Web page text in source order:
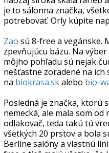
je to sálonna značka,
potrebovať. Orly kúpite
Zao sú 8-free a vegánske.
zpevňujúcu bázu. Na
môjho pohľadu sú nejak
nešťastne zoradené na
na biokrasa.skalebo bio-
Posledná je značka, ktorú
nemecká, ale mala som
odlakovač, teda takú tú
všetkých 20 prstov a bola
Berlíne salóny a vlastnú